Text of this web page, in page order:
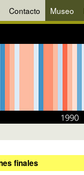
Contacto Museo
finales